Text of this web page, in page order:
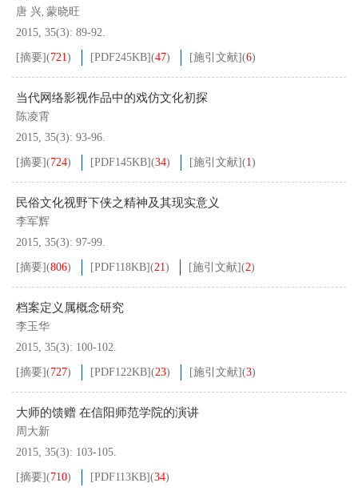
唐 兴, 蒙晓旺
2015, 35(3): 89-92.
[摘要](721) [PDF245KB](47) [施引文献](6)
当代网络影视作品中的戏仿文化初探
陈凌霄
2015, 35(3): 93-96.
[摘要](724) [PDF145KB](34) [施引文献](1)
民俗文化视野下侠之精神及其现实意义
李军辉
2015, 35(3): 97-99.
[摘要](806) [PDF118KB](21) [施引文献](2)
档案定义属概念研究
李玉华
2015, 35(3): 100-102.
[摘要](727) [PDF122KB](23) [施引文献](3)
大师的馈赠 在信阳师范学院的演讲
周大新
2015, 35(3): 103-105.
[摘要](710) [PDF113KB](34)